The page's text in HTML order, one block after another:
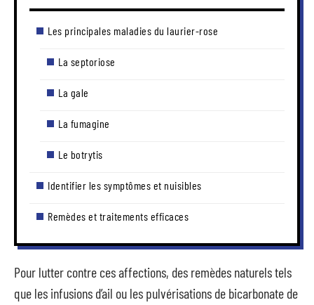
Les principales maladies du laurier-rose
La septoriose
La gale
La fumagine
Le botrytis
Identifier les symptômes et nuisibles
Remèdes et traitements efficaces
Pour lutter contre ces affections, des remèdes naturels tels
que les infusions d’ail ou les pulvérisations de bicarbonate de